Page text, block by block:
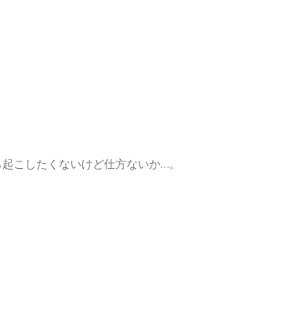
こしたくないけど仕方ないか…。